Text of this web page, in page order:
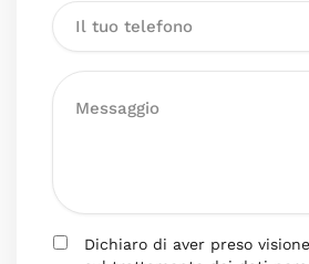
Dichiaro di aver preso